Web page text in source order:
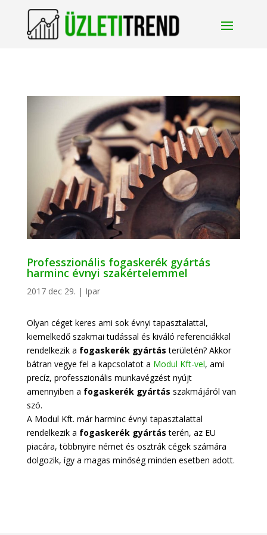
Professzionális fogaskerék gyártás
harminc évnyi szakértelemmel
2017 dec 29. | Ipar
Olyan céget keres ami sok évnyi tapasztalattal,
kiemelkedő szakmai tudással és kiváló referenciákkal
rendelkezik a fogaskerék gyártás területén? Akkor
bátran vegye fel a kapcsolatot a Modul Kft-vel, ami
precíz, professzionális munkavégzést nyújt
amennyiben a fogaskerék gyártás szakmájáról van
szó.
A Modul Kft. már harminc évnyi tapasztalattal
rendelkezik a fogaskerék gyártás terén, az EU
piacára, többnyire német és osztrák cégek számára
dolgozik, így a magas minőség minden esetben adott.